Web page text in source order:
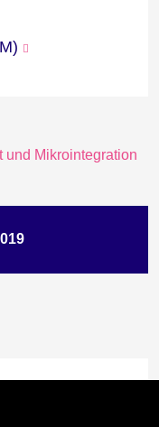
und Mikrointegration